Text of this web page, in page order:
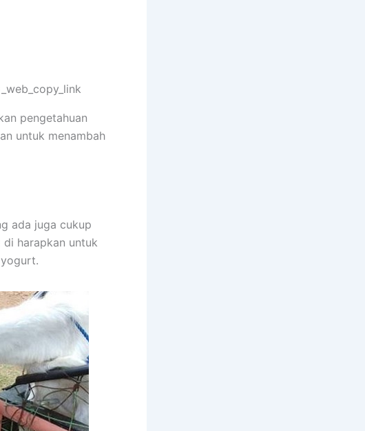
pengetahuan
untuk menambah
ada juga cukup
harapkan untuk